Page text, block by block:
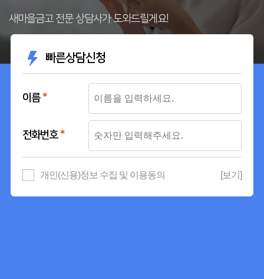
새마을금고 전문 상담사가 도와드릴게요!
빠른상담신청
이름 *
전화번호 *
개인(신용)정보 수집 및 이용동의 [보기]